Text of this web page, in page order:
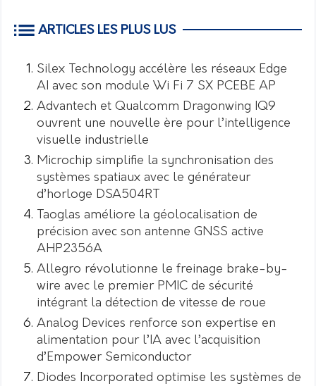
ARTICLES LES PLUS LUS
Silex Technology accélère les réseaux Edge
AI avec son module Wi Fi 7 SX PCEBE AP
Advantech et Qualcomm Dragonwing IQ9
ouvrent une nouvelle ère pour l’intelligence
visuelle industrielle
Microchip simplifie la synchronisation des
systèmes spatiaux avec le générateur
d’horloge DSA504RT
Taoglas améliore la géolocalisation de
précision avec son antenne GNSS active
AHP2356A
Allegro révolutionne le freinage brake-by-
wire avec le premier PMIC de sécurité
intégrant la détection de vitesse de roue
Analog Devices renforce son expertise en
alimentation pour l’IA avec l’acquisition
d’Empower Semiconductor
Diodes Incorporated optimise les systèmes de